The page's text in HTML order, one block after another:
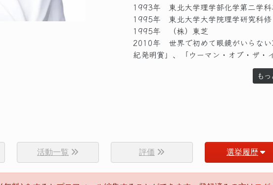
1993年 東北大学理学部化学第二学
1995年 東北大学大学院理学研究科
1995年 （株）東芝
2010年 世界で初めて眼鏡がいらな
紀発明賞」、「ウーマン・オブ・ザ
も
活動一覧 評価 選挙履歴